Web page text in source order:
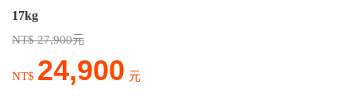
17kg
NT$ 27,900元
NT$ 24,900 元